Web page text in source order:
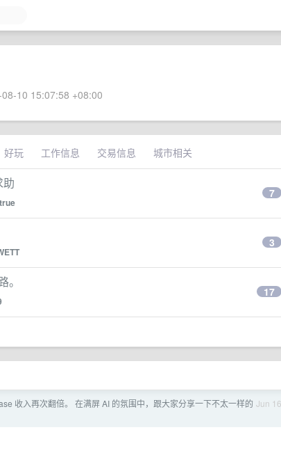
10 15:07:58 +08:00
好玩 工作信息 交易信息 城市相关
助
7
3
17
Jun 16
收入再次翻倍。 在满屏 AI 的氛围中，跟大家分享一下不太一样的